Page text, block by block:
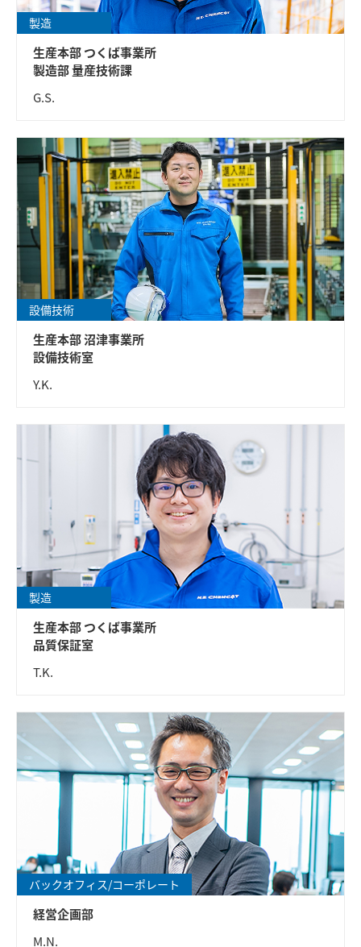
製造
生産本部 つくば事業所
製造部 量産技術課
G.S.
設備技術
生産本部 沼津事業所
設備技術室
Y.K.
製造
生産本部 つくば事業所
品質保証室
T.K.
バックオフィス/コーポレート
経営企画部
M.N.